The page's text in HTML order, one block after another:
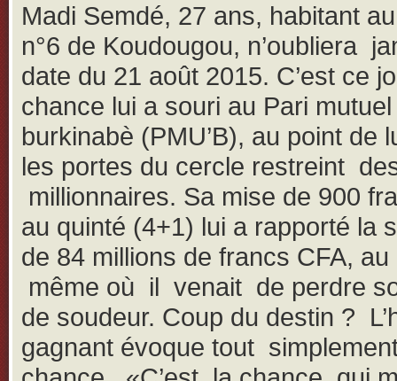
Madi Semdé, 27 ans, habitant
n°6 de Koudougou, n’oubliera
date du 21 août 2015. C’est ce
chance lui a souri au Pari
burkinabè (PMU’B), au point de
les portes du cercle restreint
millionnaires. Sa mise de 900
au quinté (4+1) lui a rapporté la
de 84 millions de francs CFA,
même où il venait de perdre
de soudeur. Coup du destin ?
gagnant évoque tout